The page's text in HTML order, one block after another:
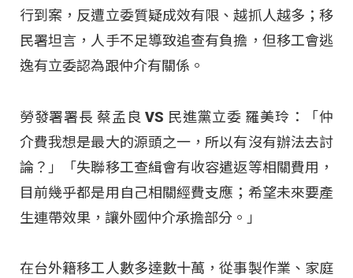
行到案，反遭立委質疑成效有限、越抓人越多；移
民署坦言，人手不足導致追查有負擔，但移工會逃
逸有立委認為跟仲介有關係。
勞發署署長 蔡孟良 VS 民進黨立委 羅美玲：「仲
介費我想是最大的源頭之一，所以有沒有辦法去討
論？」「失聯移工查緝會有收容遣返等相關費用，
目前幾乎都是用自己相關經費支應；希望未來要產
生連帶效果，讓外國仲介承擔部分。」
在台外籍移工人數多達數十萬，從事製作業、家庭